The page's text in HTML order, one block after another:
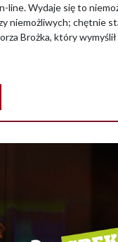
line. Wydaje się to
niemożliwych; chętnie
Brożka, który